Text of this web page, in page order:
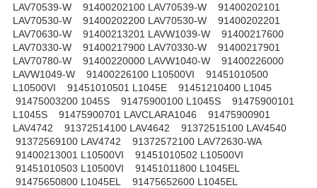
LAV70539-W 91400202100 LAV70539-W 91400202101
LAV70530-W 91400202200 LAV70530-W 91400202201
LAV70630-W 91400213201 LAVW1039-W 91400217600
LAV70330-W 91400217900 LAV70330-W 91400217901
LAV70780-W 91400220000 LAVW1040-W 91400226000
LAVW1049-W 91400226100 L10500VI 91451010500
L10500VI 91451010501 L1045E 91451210400 L1045
91475003200 1045S 91475900100 L1045S 91475900101
L1045S 91475900701 LAVCLARA1046 91475900901
LAV4742 91372514100 LAV4642 91372515100 LAV4540
91372569100 LAV4742 91372572100 LAV72630-WA
91400213001 L10500VI 91451010502 L10500VI
91451010503 L10500VI 91451011800 L1045EL
91475650800 L1045EL 91475652600 L1045EL